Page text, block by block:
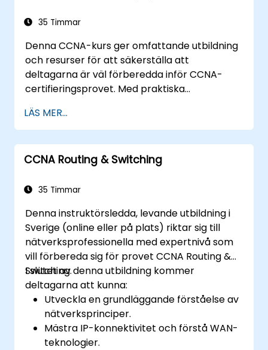
35 Timmar
Denna CCNA-kurs ger omfattande utbildning
och resurser för att säkerställa att
deltagarna är väl förberedda inför CCNA-
certifieringsprovet. Med praktiska
betydande besparingar på
certifieringskostnader är denna kurs
utformad för att stödja deltagarna i att
uppnå sina nätverkscertifieringsmål.
LÄS MER...
CCNA Routing & Switching
35 Timmar
Denna instruktörsledda, levande utbildning i
Sverige (online eller på plats) riktar sig till
nätverksprofessionella med expertnivå som
vill förbereda sig för provet CCNA Routing &
Switching.
I slutet av denna utbildning kommer
deltagarna att kunna:
Utveckla en grundläggande förståelse av
nätverksprinciper.
Mästra IP-konnektivitet och förstå WAN-
teknologier.